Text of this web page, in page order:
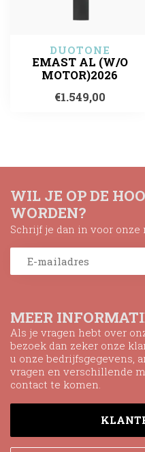
DUOTONE
EMAST AL (W/O
MOTOR)2026
€1.549,00
MEER
Als je vragen hebt over
bezoek dan zeker onze
u onze bedrijfsgegevens,
vragen en verschillende
contact te komen.
WIL JE OP DE
WORDEN?
Schrijf je dan in voor